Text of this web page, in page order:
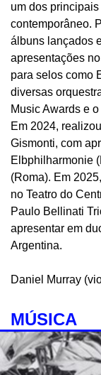
um dos
contemporâneo.
álbuns lançados
apresentações
para selos como
diversas
Music Awards e
Em 2024,
Gismonti, com
Elbphilharmonie
(Roma). Em
no Teatro do
Paulo Bellinati
apresentar em
Argentina.
Daniel Murray
MÚSICA